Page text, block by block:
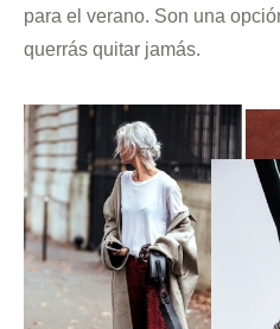
para el verano. Son una
querrás quitar jamás.